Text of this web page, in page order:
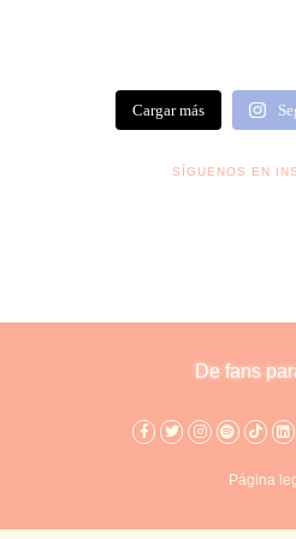
Cargar más
SÍGUENOS EN
De fans
Página